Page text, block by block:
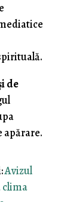
de
apărare.
Avizul
clima